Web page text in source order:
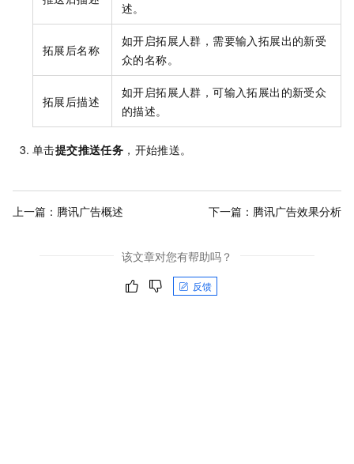
述。
拓展后名称
如开启拓展人群，需要输入拓展出的新受
众的名称。
拓展后描述
如开启拓展人群，可输入拓展出的新受众
的描述。
单击提交推送任务 ，开始推送。
上一篇： 腾讯广告概述 下一篇： 腾讯广告效果分析
该文章对您有帮助吗？
反馈